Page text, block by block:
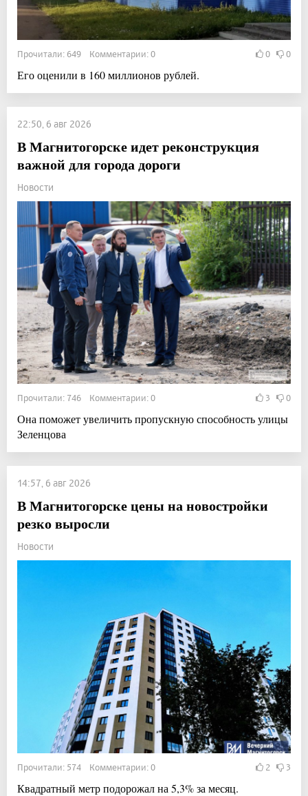
Прочитали: 649 Комментарии: 0 0 0
Его оценили в 160 миллионов рублей.
22:50, 6 авг 2026
В Магнитогорске идет реконструкция
важной для города дороги
Новости
Прочитали: 746 Комментарии: 0 3 0
Она поможет увеличить пропускную способность улицы
Зеленцова
14:57, 6 авг 2026
В Магнитогорске цены на новостройки
резко выросли
Новости
Прочитали: 574 Комментарии: 0 2 3
Квадратный метр подорожал на 5,3% за месяц.